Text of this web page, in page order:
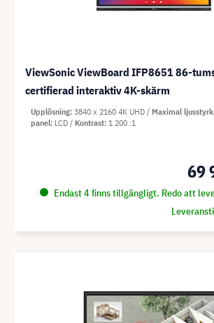
ViewSonic ViewBoard IFP8651 86-
certifierad interaktiv 4K-skärm
69
Endast 4 finns tillgängligt. Redo att
Upplösning 3840 x 2160 4K UHD Maximal
panel LCD Kontrast 1 200 :1